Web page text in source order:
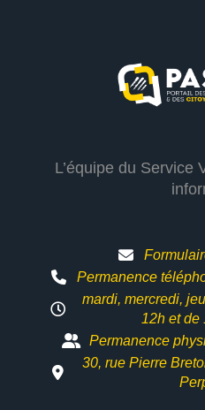
L’équipe du Service
Permanence
mardi, mercredi,
12h etde
Permanence
30, rue Pierre